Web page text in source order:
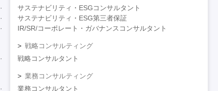
サステナビリティ・ESGコンサルタント
サステナビリティ・ESG第三者保証
IR/SR/コーポレート・ガバナンスコンサルタント
戦略コンサルティング
戦略コンサルタント
業務コンサルティング
業務コンサルタント